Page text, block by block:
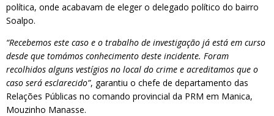
política, onde acabavam de eleger o delegado político do bairro
Soalpo.
“Recebemos este caso e o trabalho de investigação já está em curso
desde que tomámos conhecimento deste incidente. Foram
recolhidos alguns vestígios no local do crime e acreditamos que o
caso será esclarecido”, garantiu o chefe de departamento das
Relações Públicas no comando provincial da PRM em Manica,
Mouzinho Manasse.